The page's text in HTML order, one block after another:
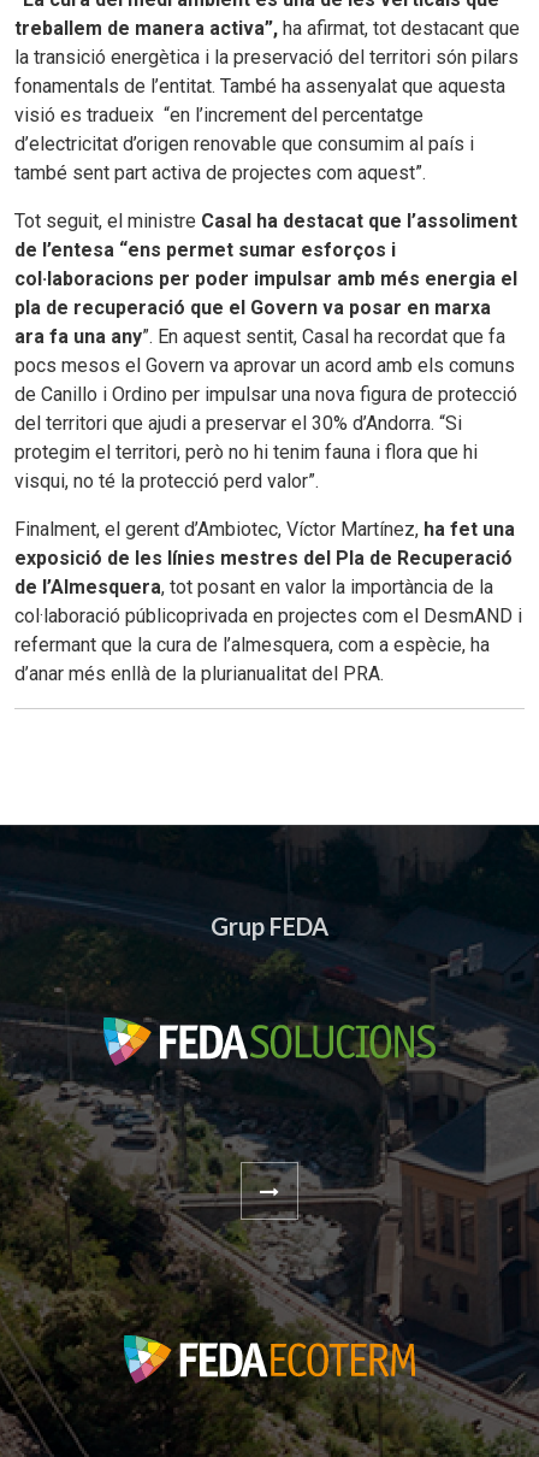
treballem de manera activa”, ha afirmat, tot destacant que
la transició energètica i la preservació del territori són pilars
fonamentals de l’entitat. També ha assenyalat que aquesta
visió es tradueix “en l’increment del percentatge
d’electricitat d’origen renovable que consumim al país i
també sent part activa de projectes com aquest”.
Tot seguit, el ministre Casal ha destacat que l’assoliment
de l’entesa “ens permet sumar esforços i
col·laboracions per poder impulsar amb més energia el
pla de recuperació que el Govern va posar en marxa
ara fa una any”. En aquest sentit, Casal ha recordat que fa
pocs mesos el Govern va aprovar un acord amb els comuns
de Canillo i Ordino per impulsar una nova figura de protecció
del territori que ajudi a preservar el 30% d’Andorra. “Si
protegim el territori, però no hi tenim fauna i flora que hi
visqui, no té la protecció perd valor”.
Finalment, el gerent d’Ambiotec, Víctor Martínez, ha fet una
exposició de les línies mestres del Pla de Recuperació
de l’Almesquera, tot posant en valor la importància de la
col·laboració públicoprivada en projectes com el DesmAND i
refermant que la cura de l’almesquera, com a espècie, ha
d’anar més enllà de la plurianualitat del PRA.
Grup FEDA